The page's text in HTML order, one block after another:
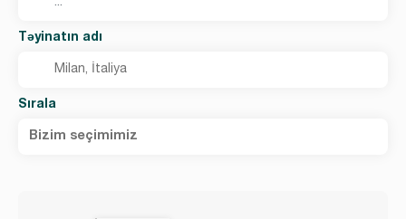
Təyinatın adı
Sırala
Bizim seçimimiz